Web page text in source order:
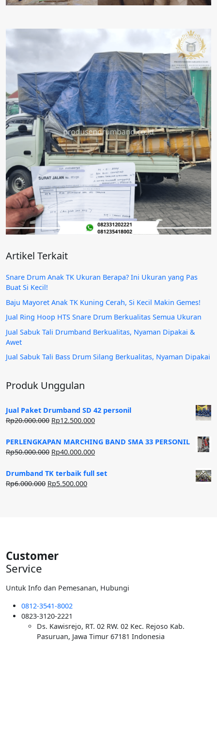
Artikel Terkait
Snare Drum Anak TK Ukuran Berapa? Ini Ukuran yang Pas
Buat Si Kecil!
Baju Mayoret Anak TK Kuning Cerah, Si Kecil Makin Gemes!
Jual Ring Hoop HTS Snare Drum Berkualitas Semua Ukuran
Jual Sabuk Tali Drumband Berkualitas, Nyaman Dipakai &
Awet
Jual Sabuk Tali Bass Drum Silang Berkualitas, Nyaman Dipakai
Produk Unggulan
Jual Paket Drumband SD 42 personil
Rp20.000.000 Harga
adalah:
Rp20.000.000.
Rp12.500.000Harga
ini
adalah:
PERLENGKAPAN MARCHING BAND SMA 33 PERSONIL
Rp50.000.000 Harga
adalah:
Rp50.000.000.
Rp40.000.000Harga
ini
Drumband TK terbaik full set
Rp6.000.000 Harga
Rp5.500.000Harga
Customer
Service
Untuk Info dan Pemesanan, Hubungi
0812-3541-8002
0823-3120-2221
Ds. Kawisrejo, RT. 02 RW. 02 Kec. Rejoso Kab.
Pasuruan, Jawa Timur 67181 Indonesia